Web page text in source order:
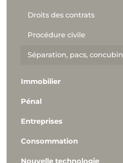
Droits des contrats
Procédure civile
Séparation, pacs, concubin
Immobilier
Pénal
Entreprises
Consommation
Nouvelle technologie